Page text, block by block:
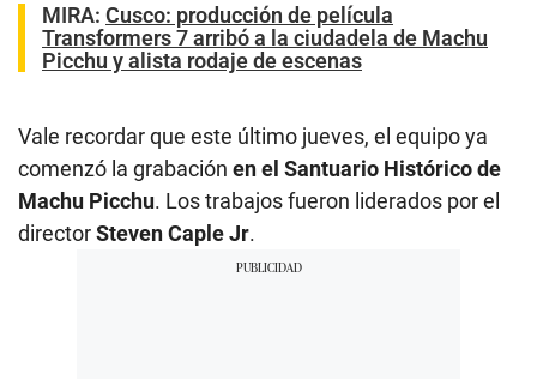
MIRA: Cusco: producción de película
Transformers 7 arribó a la ciudadela de Machu
Picchu y alista rodaje de escenas
Vale recordar que este último jueves, el equipo ya
comenzó la grabación en el Santuario Histórico de
Machu Picchu. Los trabajos fueron liderados por el
directorSteven Caple Jr.